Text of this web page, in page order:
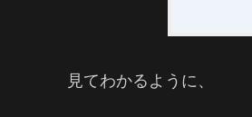
見てわかるように、